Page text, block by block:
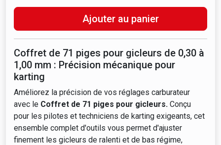
Ajouter au panier
Coffret de 71 piges pour gicleurs de 0,30 à
1,00 mm : Précision mécanique pour
karting
Améliorez la précision de vos réglages carburateur
avec le Coffret de 71 piges pour gicleurs. Conçu
pour les pilotes et techniciens de karting exigeants, cet
ensemble complet d'outils vous permet d'ajuster
finement les gicleurs de ralenti et de bas régime,